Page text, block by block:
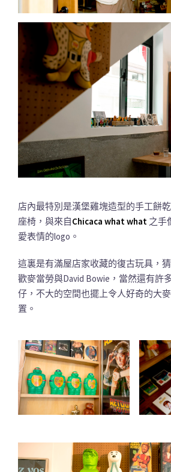
店內最特別是漢堡雞塊造型的手工餅
座椅，與來自Chicaca what what 之手
愛表情的logo。
這裏是有滿屋店家收藏的復古玩具，
歡麥當勞與David Bowie，當然還有許
仔，不大的空間也擺上令人好奇的大
置。